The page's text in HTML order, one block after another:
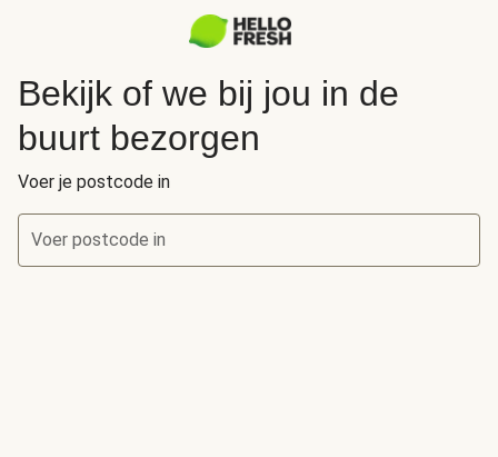
Bekijk of we bij jou in de
buurt bezorgen
Voer je postcode in
Voer postcode in